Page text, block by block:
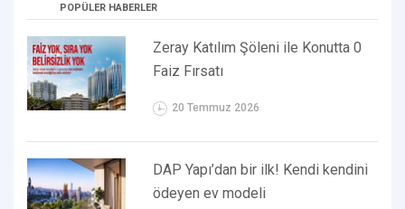
POPÜLER HABERLER
Zeray Katılım Şöleni ile Konutta 0
Faiz Fırsatı
20 Temmuz 2026
DAP Yapı’dan bir ilk! Kendi kendini
ödeyen ev modeli